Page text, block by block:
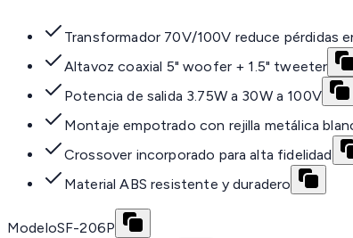
Transformador 70V/100V reduce pérdidas
Altavoz coaxial 5" woofer + 1.5" tweeter
Potencia de salida 3.75W a 30W a 100V
Montaje empotrado con rejilla metálica
Crossover incorporado para alta fidelidad
Material ABS resistente y duradero
ModeloSF-206P